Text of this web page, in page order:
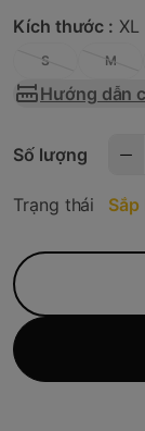
Kích thước : XL
S M
Hướng dẫn
Số lượng
Trạng thái